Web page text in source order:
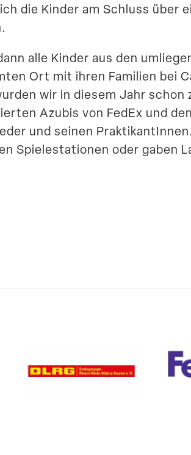
die Kinder am Schluss über
alle Kinder aus den
Ort mit ihren Familien bei
wir in diesem Jahr schon
Azubis von FedEx und
und seinen
Spiele­sta­tionen oder gaben